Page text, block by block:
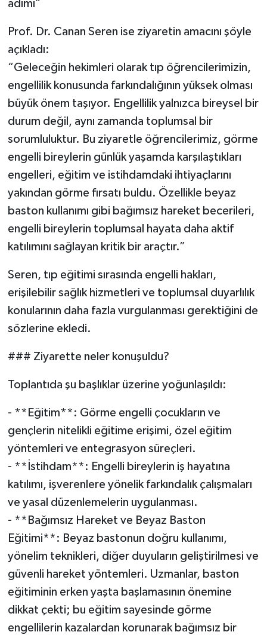
adımı”
Prof. Dr. Canan Seren ise ziyaretin amacını şöyle
açıkladı:
“Geleceğin hekimleri olarak tıp öğrencilerimizin,
engellilik konusunda farkındalığının yüksek olması
büyük önem taşıyor. Engellilik yalnızca bireysel bir
durum değil, aynı zamanda toplumsal bir
sorumluluktur. Bu ziyaretle öğrencilerimiz, görme
engelli bireylerin günlük yaşamda karşılaştıkları
engelleri, eğitim ve istihdamdaki ihtiyaçlarını
yakından görme fırsatı buldu. Özellikle beyaz
baston kullanımı gibi bağımsız hareket becerileri,
engelli bireylerin toplumsal hayata daha aktif
katılımını sağlayan kritik bir araçtır.”
Seren, tıp eğitimi sırasında engelli hakları,
erişilebilir sağlık hizmetleri ve toplumsal duyarlılık
konularının daha fazla vurgulanması gerektiğini de
sözlerine ekledi.
### Ziyarette neler konuşuldu?
Toplantıda şu başlıklar üzerine yoğunlaşıldı:
- **Eğitim**: Görme engelli çocukların ve
gençlerin nitelikli eğitime erişimi, özel eğitim
yöntemleri ve entegrasyon süreçleri.
- **İstihdam**: Engelli bireylerin iş hayatına
katılımı, işverenlere yönelik farkındalık çalışmaları
ve yasal düzenlemelerin uygulanması.
- **Bağımsız Hareket ve Beyaz Baston
Eğitimi**: Beyaz bastonun doğru kullanımı,
yönelim teknikleri, diğer duyuların geliştirilmesi ve
güvenli hareket yöntemleri. Uzmanlar, baston
eğitiminin erken yaşta başlamasının önemine
dikkat çekti; bu eğitim sayesinde görme
engellilerin kazalardan korunarak bağımsız bir